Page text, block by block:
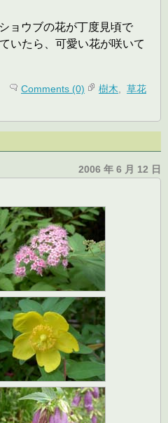
ョウブの花が丁度見頃で
いたら、可愛い花が咲いて
Comments (0) 樹木 草花
2006 年 6 月 12 日